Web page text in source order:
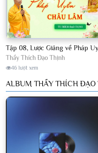
Thầy Thích Đạo Thịnh
46 lượt xem
ALBUM THẦY THÍCH ĐẠO